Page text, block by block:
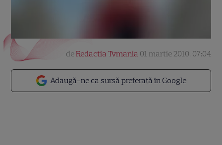
Adaugă-ne ca sursă preferată în Google
deRedactia Tvmania 01 martie 2010, 07:04